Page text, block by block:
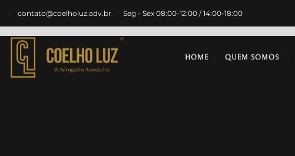
contato@coelholuz.adv.br Seg - Sex 08:00-12:00 / 14:00-18:00
HOME QUEM SOMOS